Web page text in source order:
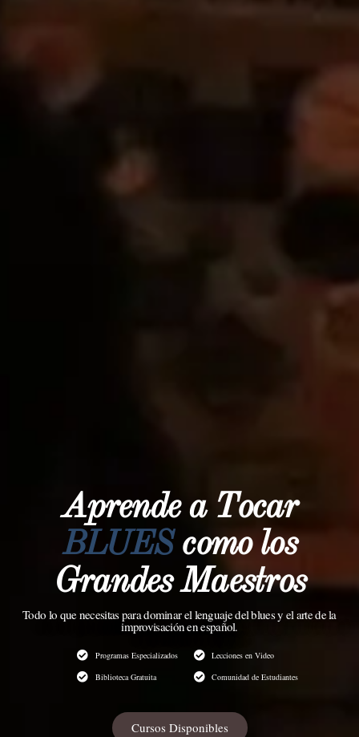
Aprende a Tocar
BLUEScomo los
Grandes Maestros
Todo lo que necesitas para dominar el lenguaje del blues y el arte de la
improvisación en español.
Programas Especializados
Biblioteca Gratuita
Lecciones en Video
Comunidad de Estudiantes
Cursos Disponibles